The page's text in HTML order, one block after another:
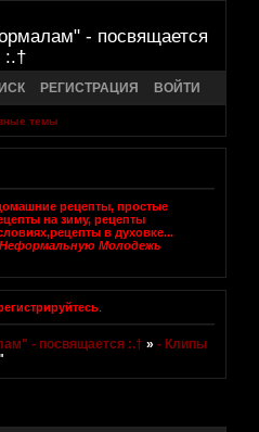
- посвящается
:.†
РЕГИСТРАЦИЯ ВОЙТИ
темы
Молодежь
.
- посвящается :.† »- Клипы